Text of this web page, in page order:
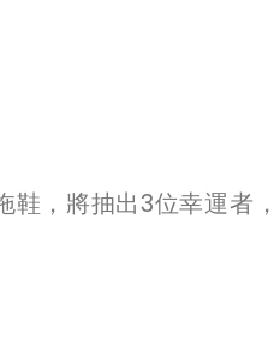
鞋，將抽出3位幸運者